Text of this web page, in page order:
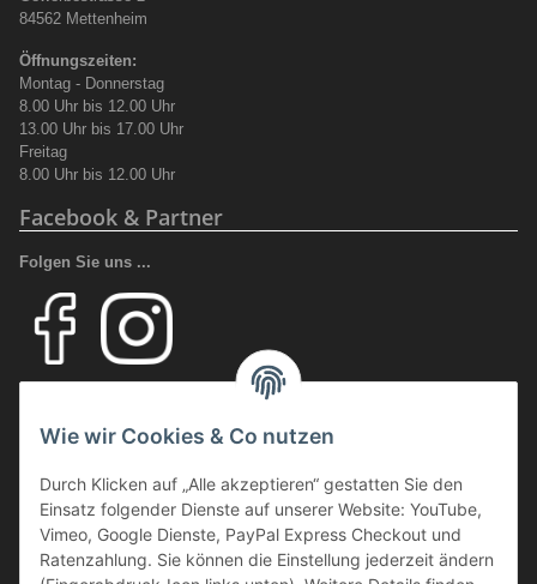
84562 Mettenheim
Öffnungszeiten:
Montag - Donnerstag
8.00 Uhr bis 12.00 Uhr
13.00 Uhr bis 17.00 Uhr
Freitag
8.00 Uhr bis 12.00 Uhr
Facebook & Partner
Folgen Sie uns ...
Ihr Fachhandel für Transport und Verladung, sowie Sicherheitsschuhe
Sicherheitsschuhen. Unter anderemSCHÜTZE SCHUHE, SOLID
GEARoder auchGIASCO.
Webmaster Directory
Wie wir Cookies & Co nutzen
Durch Klicken auf „Alle akzeptieren“ gestatten Sie den
Einsatz folgender Dienste auf unserer Website: YouTube,
Vimeo, Google Dienste, PayPal Express Checkout und
Ratenzahlung. Sie können die Einstellung jederzeit ändern